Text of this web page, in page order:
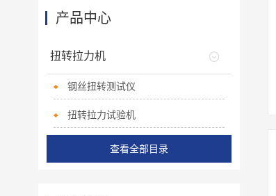
产品中心
扭转拉力机
钢丝扭转测试仪
扭转拉力试验机
查看全部目录